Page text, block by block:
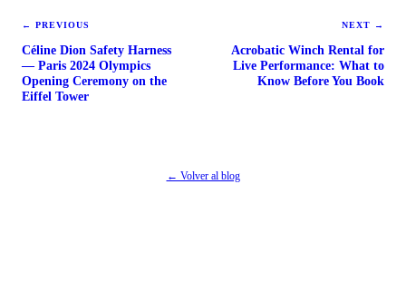
←PREVIOUS
Céline Dion Safety Harness
— Paris 2024 Olympics
Opening Ceremony on the
Eiffel Tower
NEXT →
Acrobatic Winch Rental for
Live Performance: What to
Know Before You Book
← Volver al blog